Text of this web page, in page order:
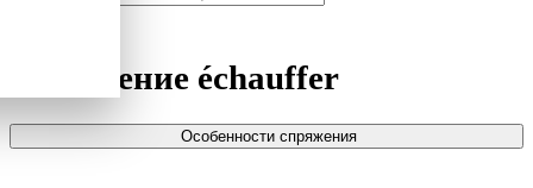
Спряжение échauffer
Особенности спряжения